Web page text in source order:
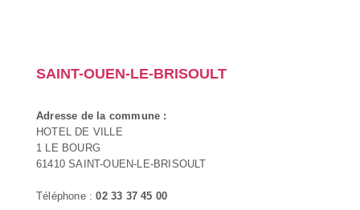
SAINT-OUEN-LE-BRISOULT
Adresse de la commune :
HOTEL DE VILLE
1 LE BOURG
61410 SAINT-OUEN-LE-BRISOULT
Téléphone :02 33 37 45 00